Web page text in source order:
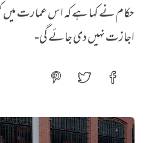
حکام نے کہا ہے کہ اس عمارت میں
اجازت نہیں‌ دی جائے گی-